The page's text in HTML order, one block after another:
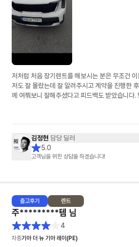
저처럼 처음 장기렌트를 해보시는 분은 무조건
저도 잘 몰랐는데 잘 알려주시고 계약을 진행한
께 여쭤보니 잘해주셨다고 피드백도 받았습니다.
김정현 담당 딜러
5.0
고객님을 위한 상담을 하겠습니다!
출고후기 렌트
주*********템 님
4
차종기아 더 뉴 기아 레이(PE)